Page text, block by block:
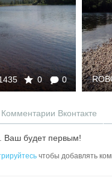
0 0
Комментарии Вконтакте
Ваш будет первым!
чтобы добавлять